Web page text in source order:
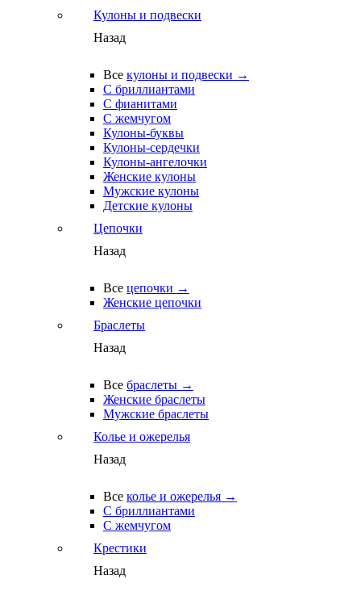
Кулоны и подвески
Назад
Все кулоны и подвески →
С бриллиантами
С фианитами
С жемчугом
Кулоны-буквы
Кулоны-сердечки
Кулоны-ангелочки
Женские кулоны
Мужские кулоны
Детские кулоны
Цепочки
Назад
Все цепочки →
Женские цепочки
Браслеты
Назад
Все браслеты →
Женские браслеты
Мужские браслеты
Колье и ожерелья
Назад
Все колье и ожерелья →
С бриллиантами
С жемчугом
Крестики
Назад